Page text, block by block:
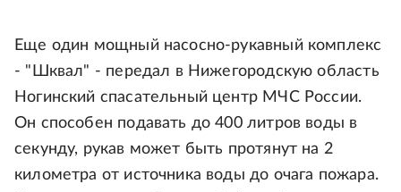
Еще один мощный насосно-рукавный комплекс
- "Шквал" - передал в Нижегородскую область
Ногинский спасательный центр МЧС России.
Он способен подавать до 400 литров воды в
секунду, рукав может быть протянут на 2
километра от источника воды до очага пожара.